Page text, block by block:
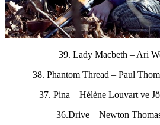
39. Lady Macbeth – Ari
38. Phantom Thread – Paul
37. Pina – Hélène Louvart ve
36.Drive – Newton